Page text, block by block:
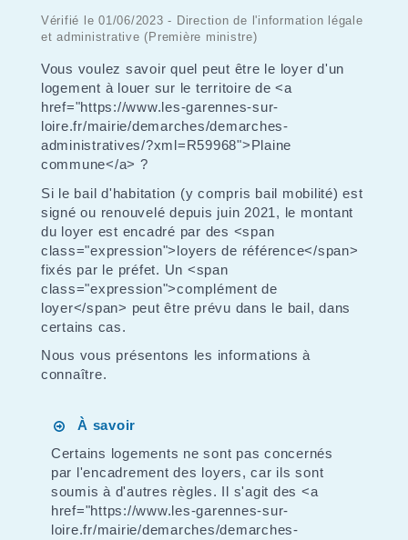
Vérifié le 01/06/2023 - Direction de l'information légale
et administrative (Première ministre)
Vous voulez savoir quel peut être le loyer d'un
logement à louer sur le territoire de <a
href="https://www.les-garennes-sur-
loire.fr/mairie/demarches/demarches-
administratives/?xml=R59968">Plaine
commune</a> ?
Si le bail d'habitation (y compris bail mobilité) est
signé ou renouvelé depuis juin 2021, le montant
du loyer est encadré par des <span
class="expression">loyers de référence</span>
fixés par le préfet. Un <span
class="expression">complément de
loyer</span> peut être prévu dans le bail, dans
certains cas.
Nous vous présentons les informations à
connaître.
À savoir
Certains logements ne sont pas concernés
par l'encadrement des loyers, car ils sont
soumis à d'autres règles. Il s'agit des <a
href="https://www.les-garennes-sur-
loire.fr/mairie/demarches/demarches-